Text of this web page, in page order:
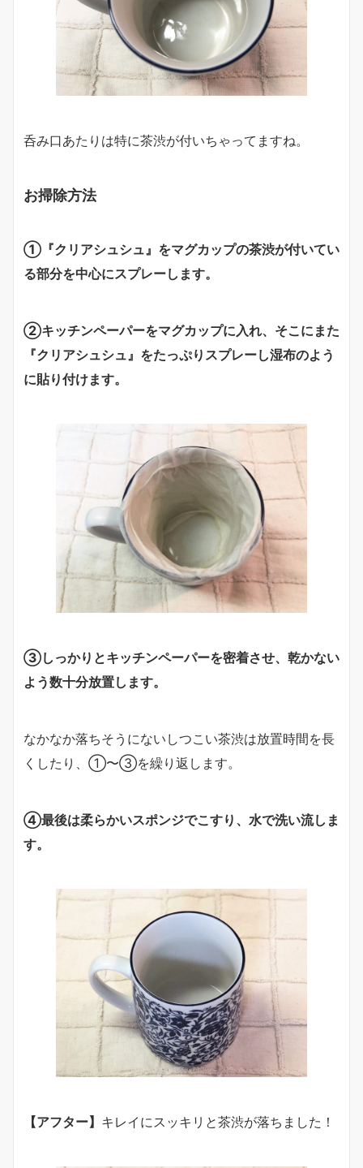
呑み口あたりは特に茶渋が付いちゃってますね。
お掃除方法
①『クリアシュシュ』をマグカップの茶渋が付いてい
る部分を中心にスプレーします。
②キッチンペーパーをマグカップに入れ、そこにまた
『クリアシュシュ』をたっぷりスプレーし湿布のよう
に貼り付けます。
③しっかりとキッチンペーパーを密着させ、乾かない
よう数十分放置します。
なかなか落ちそうにないしつこい茶渋は放置時間を長
くしたり、①〜③を繰り返します。
④最後は柔らかいスポンジでこすり、水で洗い流しま
す。
【アフター】 キレイにスッキリと茶渋が落ちました！